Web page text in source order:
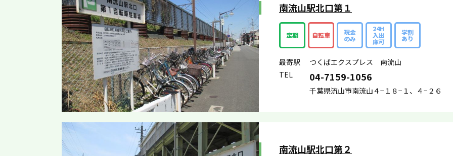
南流山駅北口第１
定期 自転車 現金
のみ
24H
入出
庫可
学割
あり
最寄駅
つくばエクスプレス 南流山
TEL
04-7159-1056
千葉県流山市南流山４−１８−１、４−２６
南流山駅北口第２